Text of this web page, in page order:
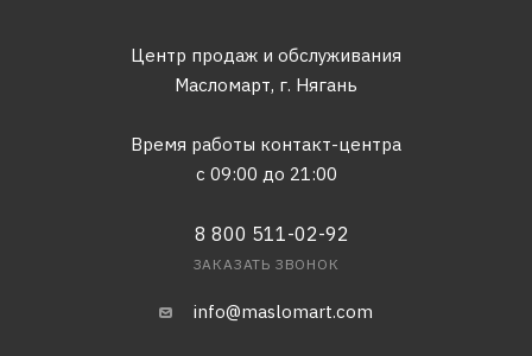
Центр продаж и обслуживания
Масломарт, г. Нягань
Время работы контакт-центра
с 09:00 до 21:00
8 800 511-02-92
ЗАКАЗАТЬ ЗВОНОК
info@maslomart.com